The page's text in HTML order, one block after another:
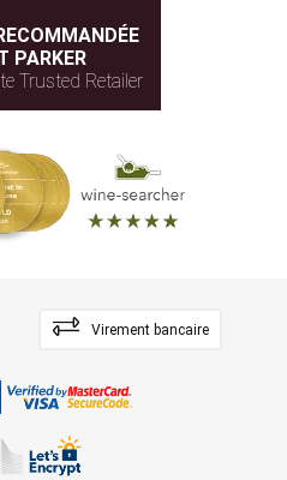
PARKER
Trusted Retailer
Virement bancaire